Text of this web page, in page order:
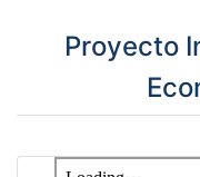
Proyecto